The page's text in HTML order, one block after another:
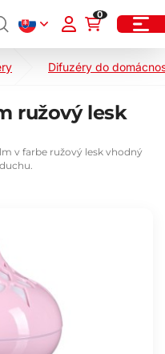
0
Difuzéry do
ružový lesk
v farbe ružový lesk vhodný